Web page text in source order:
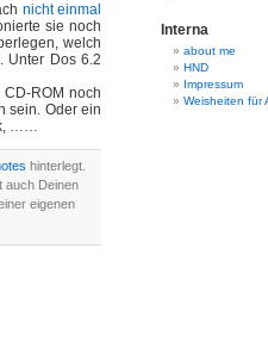
nicht einmal
sie noch
welch
Unter Dos 6.2
ROM noch
sein. Oder ein
……
hinterlegt.
auch Deinen
eigenen
Interna
about me
HND
Impressum
Weisheiten für